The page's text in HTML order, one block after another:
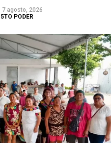
transitar de acciones
de recuperación
órdenes de gobierno,
sociedad civil. Recordó que
7 agosto, 2026
PODER